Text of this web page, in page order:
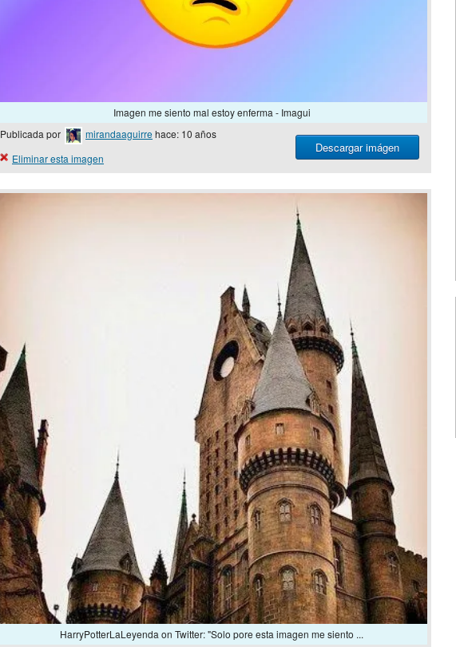
Imagen me siento mal estoy enferma - Imagui
Descargar imágen
Publicada por mirandaaguirre hace: 10 años
Eliminar esta imagen
HarryPotterLaLeyenda on Twitter: "Solo pore esta imagen me siento ...